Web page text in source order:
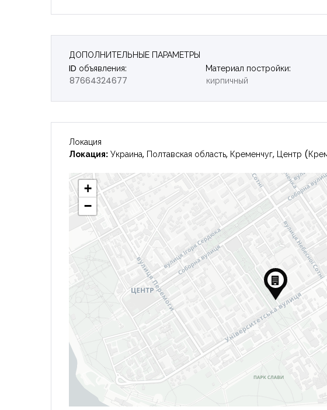
ДОПОЛНИТЕЛЬНЫЕ ПАРАМЕТРЫ
ID объявления:
87664324677
Материал постройки:
кирпичный
Локация
Локация: Украина, Полтавская область, Кременчуг, Центр
+
−